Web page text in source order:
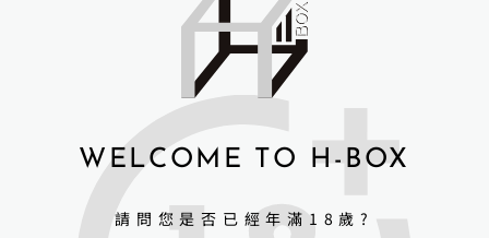
Irontechdoll 鐵藝全矽膠 成
人娃娃 165cm+S32 Kitty
NT$ 66,000
Irontechdoll 鐵藝全矽膠 成
人娃娃 165cm+S30 Rita
NT$ 66,000
WELCOME TO H-BOX
請問您是否已經年滿18歲?